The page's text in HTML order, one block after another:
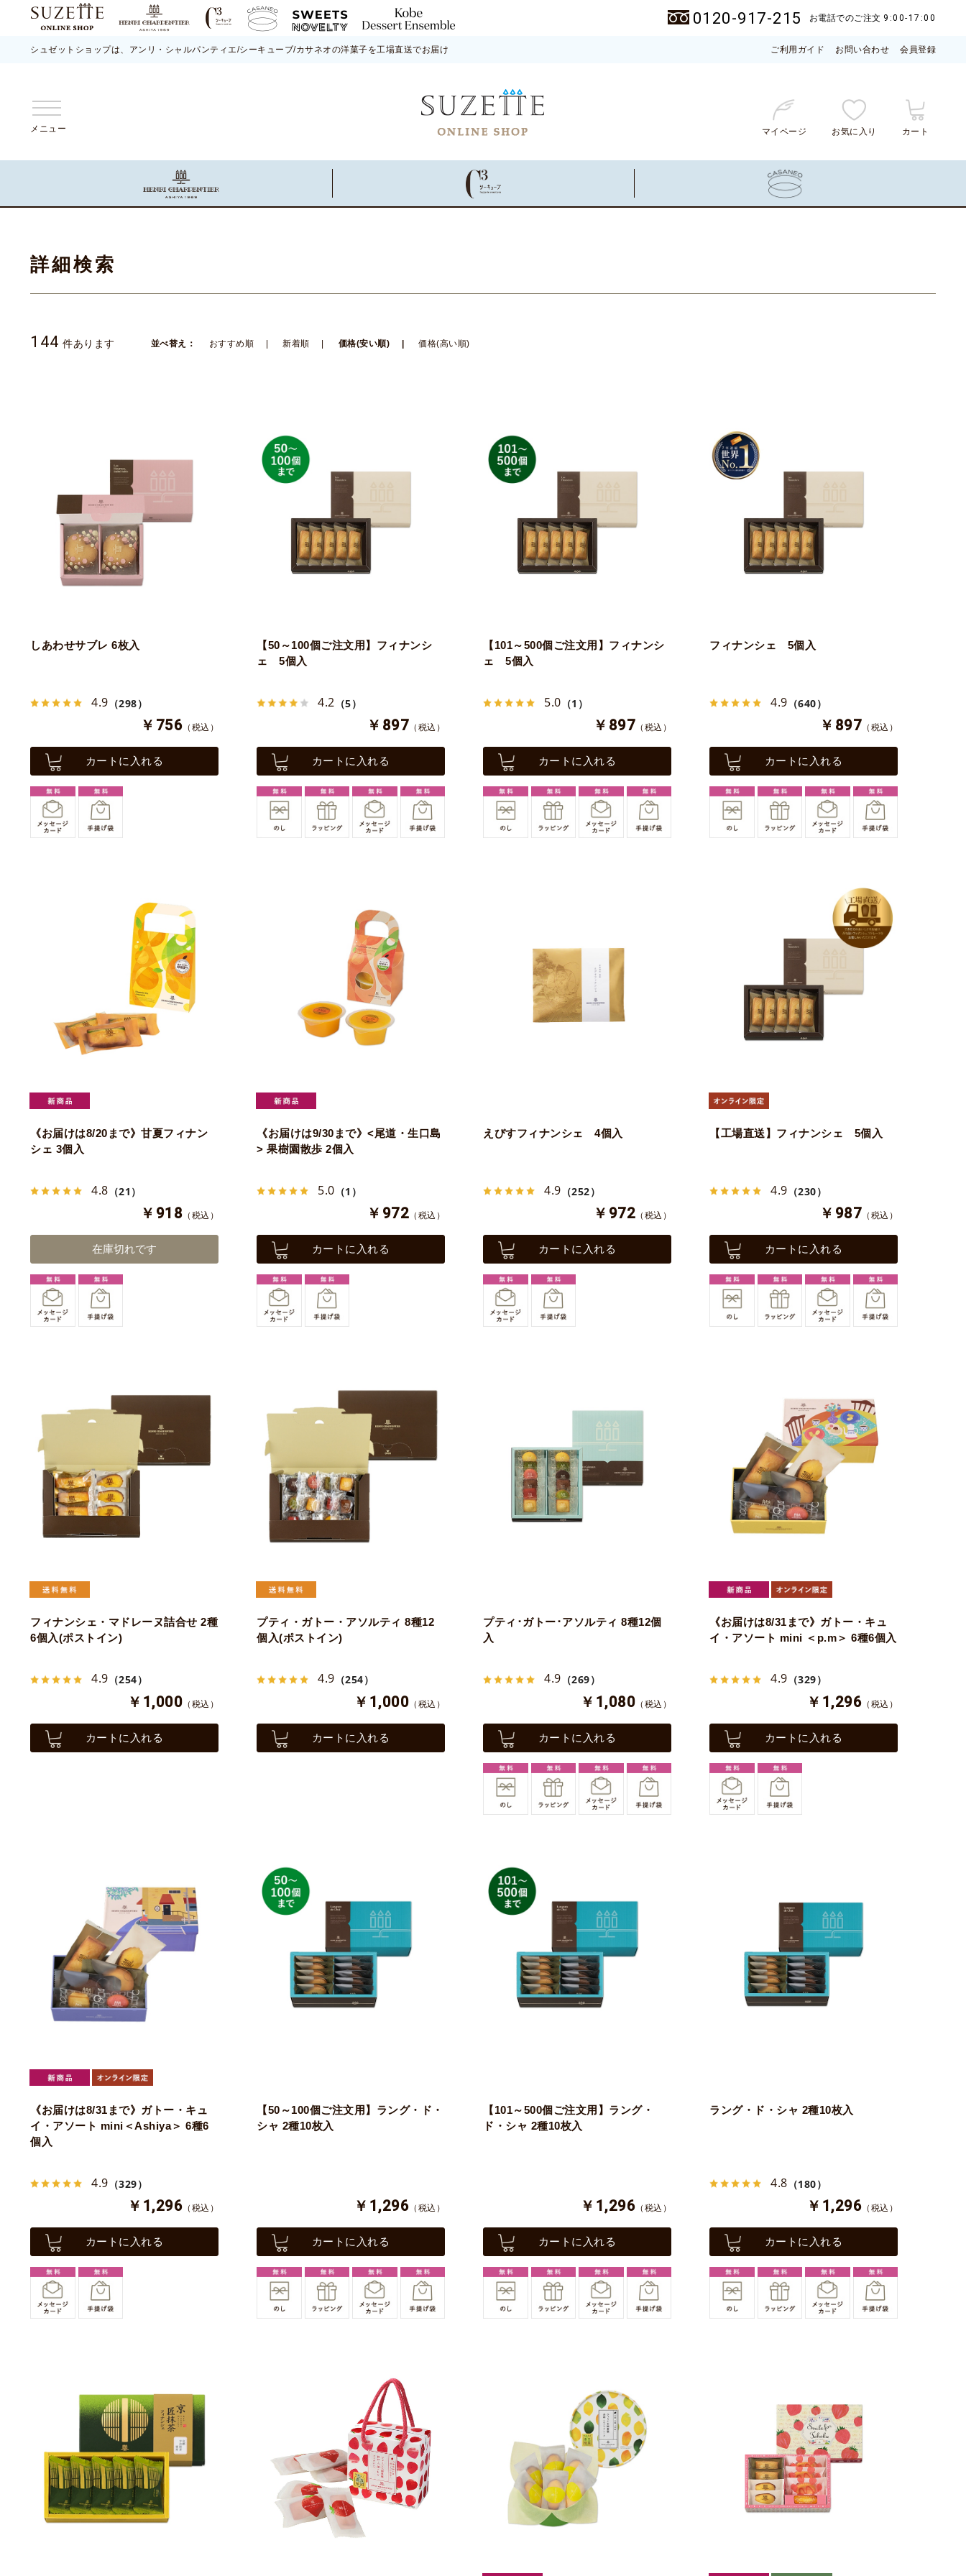
0120-917-215 お電話でのご注文 9:00-17:00
シュゼットショップは、アンリ・シャルパンティエ/シーキューブ/カサネオの洋菓子を工場直送でお届け ご利用ガイド お問い合わせ 会員登録
メニュー マイページ お気に入り カート
詳細検索
144 件あります 並べ替え： おすすめ順 新着順 価格(安い順) 価格(高い順)
しあわせサブレ 6枚入
4.9 （298）
￥756 （税込）
カートに入れる
【50～100個ご注文用】フィナンシ
ェ 5個入
4.2 （5）
￥897 （税込）
カートに入れる
【101～500個ご注文用】フィナンシ
ェ 5個入
5.0 （1）
￥897 （税込）
カートに入れる
フィナンシェ 5個入
4.9 （640）
￥897 （税込）
カートに入れる
《お届けは8/20まで》甘夏フィナン
シェ 3個入
4.8 （21）
￥918 （税込）
在庫切れです
《お届けは9/30まで》<尾道・生口島
> 果樹園散歩 2個入
5.0 （1）
￥972 （税込）
カートに入れる
えびすフィナンシェ 4個入
4.9 （252）
￥972 （税込）
カートに入れる
【工場直送】フィナンシェ 5個入
4.9 （230）
￥987 （税込）
カートに入れる
フィナンシェ・マドレーヌ詰合せ 2種
6個入(ポストイン)
4.9 （254）
￥1,000 （税込）
カートに入れる
プティ・ガトー・アソルティ 8種12
個入(ポストイン)
4.9 （254）
￥1,000 （税込）
カートに入れる
プティ･ガトー･アソルティ 8種12個
入
4.9 （269）
￥1,080 （税込）
カートに入れる
《お届けは8/31まで》ガトー・キュ
イ・アソート mini ＜p.m＞ 6種6個入
4.9 （329）
￥1,296 （税込）
カートに入れる
《お届けは8/31まで》ガトー・キュ
イ・アソート mini＜Ashiya＞ 6種6
個入
4.9 （329）
￥1,296 （税込）
カートに入れる
【50～100個ご注文用】ラング・ド・
シャ 2種10枚入
￥1,296 （税込）
カートに入れる
【101～500個ご注文用】ラング・
ド・シャ 2種10枚入
￥1,296 （税込）
カートに入れる
ラング・ド・シャ 2種10枚入
4.8 （180）
￥1,296 （税込）
カートに入れる